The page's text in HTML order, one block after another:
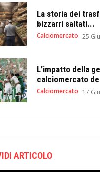
La storia dei
bizzarri saltati...
Calciomercato 25
L’impatto della
calciomercato
Calciomercato 17
ARTICOLO